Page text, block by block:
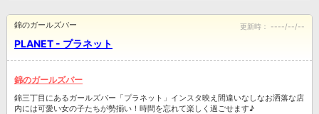
PLANET - プラネット
錦のガールズバー 更新時： ----/--/--
錦のガールズバー
錦三丁目にあるガールズバー「プラネット」インスタ映え間違いなしなお洒落な店
内には可愛い女の子たちが勢揃い！時間を忘れて楽しく過ごせます♪